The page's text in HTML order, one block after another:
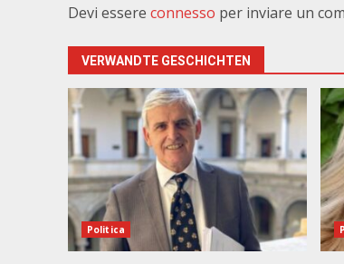
Devi essere connesso per inviare un
VERWANDTE GESCHICHTEN
Politica